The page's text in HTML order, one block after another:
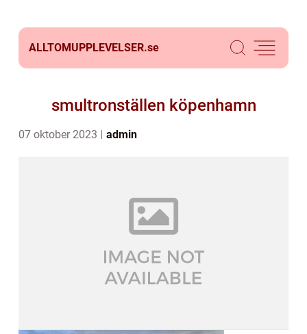
ALLTOMUPPLEVELSER.se
smultronställen köpenhamn
07 oktober 2023 admin